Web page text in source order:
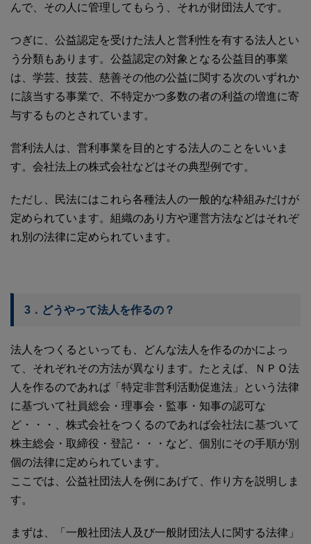
んで、その人に管理してもらう、それが財団法人です。
つぎに、公益認定を受けた法人と営利性を有する法人とい
う分類もあります。公益認定の対象となる公益目的事業
は、学芸、技芸、慈善その他の公益に関する次のいずれか
に該当する事業で、不特定かつ多数の者の利益の増進に寄
与するものとされています。
営利法人は、営利事業を目的とする法人のことをいいま
す。会社法上の株式会社などはその典型例です。
ただし、民法にはこれら各種法人の一般的な枠組みだけが
定められています。組織のあり方や運営方法などはそれぞ
れ別の法律に定められています。
3．どうやって法人を作るの？
法人をつくるといっても、どんな法人を作るのかによっ
て、それぞれその方法が異なります。たとえば、ＮＰＯ法
人を作るのであれば「特定非営利活動促進法」という法律
に基づいて社員総会・理事会・監事・知事の認可な
ど・・・、株式会社をつくるのであれば会社法に基づいて
株主総会・取締役・登記・・・など、個別にその手順が別
個の法律に定められています。
ここでは、公益社団法人を例にあげて、作り方を説明しま
す。
まずは、「一般社団法人及び一般財団法人に関する法律」